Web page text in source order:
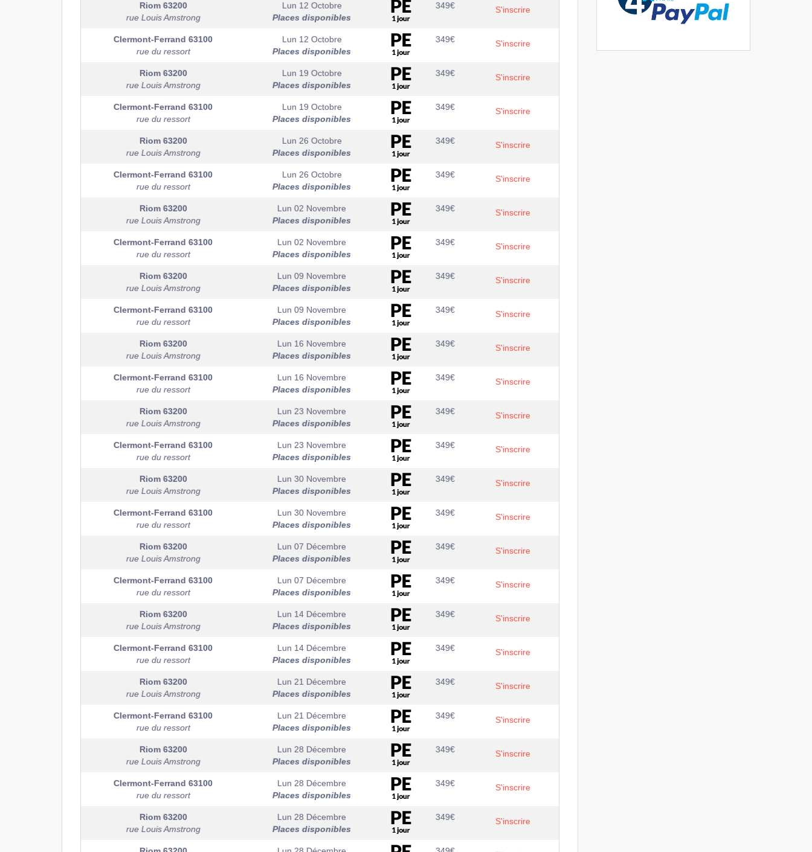
Riom 63200
rue Louis Amstrong
Lun 12 Octobre
Places disponibles
349€ S'inscrire
Clermont-Ferrand 63100
rue du ressort
Lun 12 Octobre
Places disponibles
349€ S'inscrire
Riom 63200
rue Louis Amstrong
Lun 19 Octobre
Places disponibles
349€ S'inscrire
Clermont-Ferrand 63100
rue du ressort
Lun 19 Octobre
Places disponibles
349€ S'inscrire
Riom 63200
rue Louis Amstrong
Lun 26 Octobre
Places disponibles
349€ S'inscrire
Clermont-Ferrand 63100
rue du ressort
Lun 26 Octobre
Places disponibles
349€ S'inscrire
Riom 63200
rue Louis Amstrong
Lun 02 Novembre
Places disponibles
349€ S'inscrire
Clermont-Ferrand 63100
rue du ressort
Lun 02 Novembre
Places disponibles
349€ S'inscrire
Riom 63200
rue Louis Amstrong
Lun 09 Novembre
Places disponibles
349€ S'inscrire
Clermont-Ferrand 63100
rue du ressort
Lun 09 Novembre
Places disponibles
349€ S'inscrire
Riom 63200
rue Louis Amstrong
Lun 16 Novembre
Places disponibles
349€ S'inscrire
Clermont-Ferrand 63100
rue du ressort
Lun 16 Novembre
Places disponibles
349€ S'inscrire
Riom 63200
rue Louis Amstrong
Lun 23 Novembre
Places disponibles
349€ S'inscrire
Clermont-Ferrand 63100
rue du ressort
Lun 23 Novembre
Places disponibles
349€ S'inscrire
Riom 63200
rue Louis Amstrong
Lun 30 Novembre
Places disponibles
349€ S'inscrire
Clermont-Ferrand 63100
rue du ressort
Lun 30 Novembre
Places disponibles
349€ S'inscrire
Riom 63200
rue Louis Amstrong
Lun 07 Décembre
Places disponibles
349€ S'inscrire
Clermont-Ferrand 63100
rue du ressort
Lun 07 Décembre
Places disponibles
349€ S'inscrire
Riom 63200
rue Louis Amstrong
Lun 14 Décembre
Places disponibles
349€ S'inscrire
Clermont-Ferrand 63100
rue du ressort
Lun 14 Décembre
Places disponibles
349€ S'inscrire
Riom 63200
rue Louis Amstrong
Lun 21 Décembre
Places disponibles
349€ S'inscrire
Clermont-Ferrand 63100
rue du ressort
Lun 21 Décembre
Places disponibles
349€ S'inscrire
Riom 63200
rue Louis Amstrong
Lun 28 Décembre
Places disponibles
349€ S'inscrire
Clermont-Ferrand 63100
rue du ressort
Lun 28 Décembre
Places disponibles
349€ S'inscrire
Riom 63200
rue Louis Amstrong
Lun 28 Décembre
Places disponibles
349€ S'inscrire